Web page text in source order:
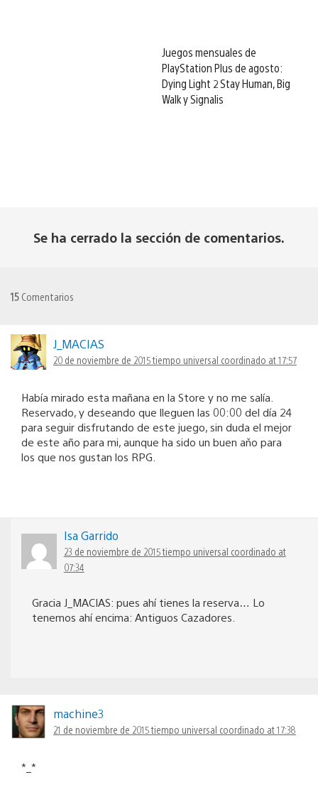
Juegos mensuales de
PlayStation Plus de agosto:
Dying Light 2 Stay Human, Big
Walk y Signalis
Se ha cerrado la sección de comentarios.
15 Comentarios
J_MACIAS
20 de noviembre de 2015 tiempo universal coordinado at 17:57
Había mirado esta mañana en la Store y no me salía.
Reservado, y deseando que lleguen las 00:00 del día 24
para seguir disfrutando de este juego, sin duda el mejor
de este año para mi, aunque ha sido un buen aňo para
los que nos gustan los RPG.
Isa Garrido
23 de noviembre de 2015 tiempo universal coordinado at
07:34
Gracia J_MACIAS: pues ahí tienes la reserva… Lo
tenemos ahí encima: Antiguos Cazadores.
machine3
21 de noviembre de 2015 tiempo universal coordinado at 17:38
*_*